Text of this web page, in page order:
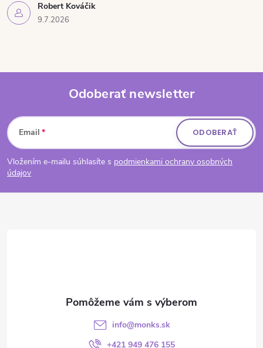
Robert Kováčik
9.7.2026
Zápätie
Odoberať newsletter
Email
Vložením e-mailu súhlasíte s podmienkami ochrany osobných
údajov
ODOBERAŤ
info@monks.sk
+421 949 476 155